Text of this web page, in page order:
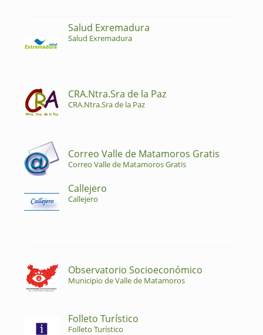
Salud Exremadura
Salud Exremadura
CRA.Ntra.Sra de la Paz
CRA.Ntra.Sra de la Paz
Correo Valle de Matamoros Gratis
Correo Valle de Matamoros Gratis
Callejero
Callejero
Observatorio Socioeconómico
Municipio de Valle de Matamoros
Folleto Turístico
Folleto Turístico